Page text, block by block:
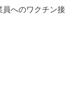
員へのワクチン接